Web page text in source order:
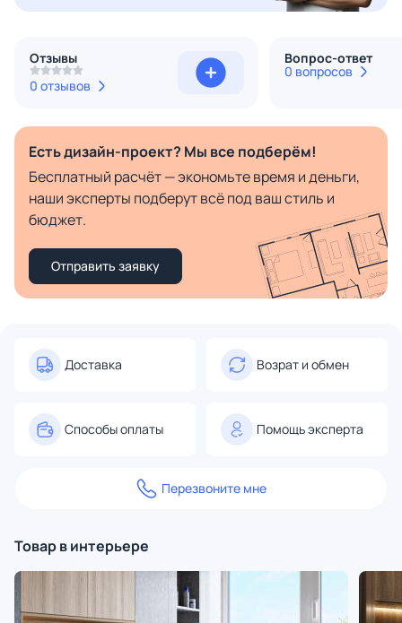
Отзывы
0 отзывов
Вопрос-ответ
0 вопросов
Есть дизайн-проект? Мы все подберём!
Бесплатный расчёт — экономьте время и деньги,
наши эксперты подберут всё под ваш стиль и
бюджет.
Отправить заявку
Доставка Возрат и обмен
Способы оплаты Помощь эксперта
Перезвоните мне
Товар в интерьере